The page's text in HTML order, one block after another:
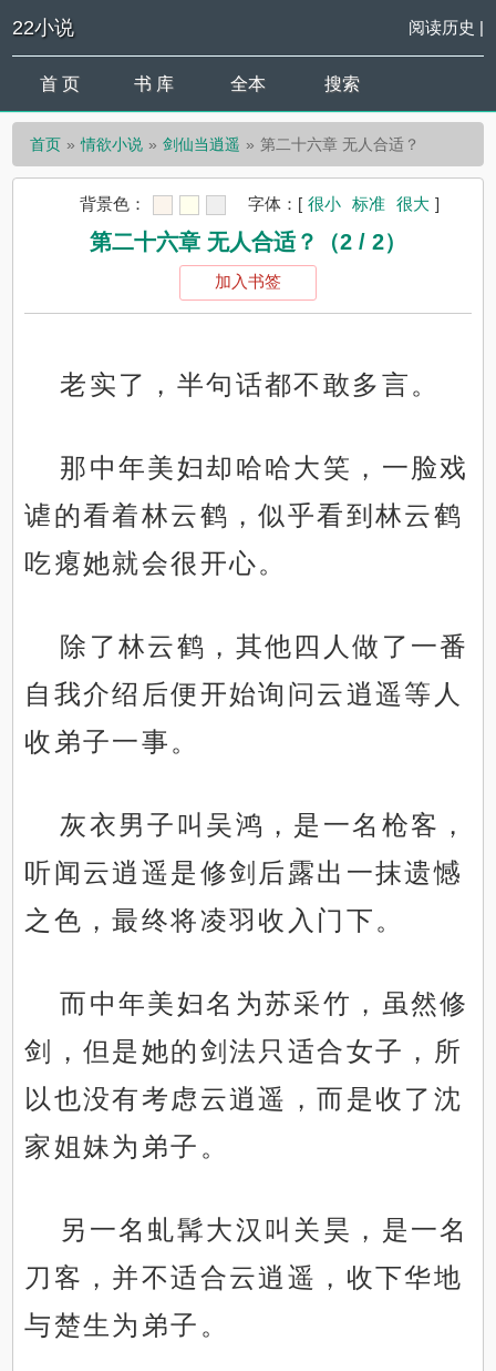
22小说 阅读历史 |
首 页 书 库 全本 搜索
首页 情欲小说 剑仙当逍遥 第二十六章 无人合适？
背景色： 字体： [ 很小 标准 很大 ]
第二十六章 无人合适？（2 / 2）
加入书签
老实了，半句话都不敢多言。
那中年美妇却哈哈大笑，一脸戏
谑的看着林云鹤，似乎看到林云鹤
吃瘪她就会很开心。
除了林云鹤，其他四人做了一番
自我介绍后便开始询问云逍遥等人
收弟子一事。
灰衣男子叫吴鸿，是一名枪客，
听闻云逍遥是修剑后露出一抹遗憾
之色，最终将凌羽收入门下。
而中年美妇名为苏采竹，虽然修
剑，但是她的剑法只适合女子，所
以也没有考虑云逍遥，而是收了沈
家姐妹为弟子。
另一名虬髯大汉叫关昊，是一名
刀客，并不适合云逍遥，收下华地
与楚生为弟子。